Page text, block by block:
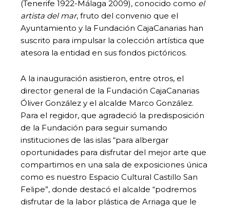
(Tenerife 1922-Málaga 2009), conocido como el
artista del mar, fruto del convenio que el
Ayuntamiento y la Fundación CajaCanarias han
suscrito para impulsar la colección artística que
atesora la entidad en sus fondos pictóricos.
A la inauguración asistieron, entre otros, el
director general de la Fundación CajaCanarias
Óliver González y el alcalde Marco González.
Para el regidor, que agradeció la predisposición
de la Fundación para seguir sumando
instituciones de las islas “para albergar
oportunidades para disfrutar del mejor arte que
compartimos en una sala de exposiciones única
como es nuestro Espacio Cultural Castillo San
Felipe”, donde destacó el alcalde “podremos
disfrutar de la labor plástica de Arriaga que le